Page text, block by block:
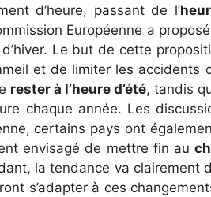
d’heure, passant de l’
Européenne a
Le but de cette
et de limiter les accidents
rester à l’heure d’été, tandis
chaque année. Les
certains pays ont
envisagé de mettre fin au
la tendance va clairement
s’adapter à ces